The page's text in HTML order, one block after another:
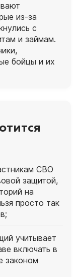
из‑за
с
и займам.
бойцы и их
СВО
защитой,
на
просто так
учитывает
включать в
законом